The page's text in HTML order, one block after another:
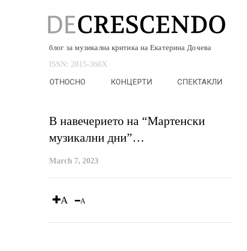
блог за музикална критика на Екатерина Дочева
ISSN: 2815-360X
ОТНОСНО КОНЦЕРТИ СПЕКТАКЛИ
В навечерието на “Мартенски
музикални дни”…
March 7, 2023
A A